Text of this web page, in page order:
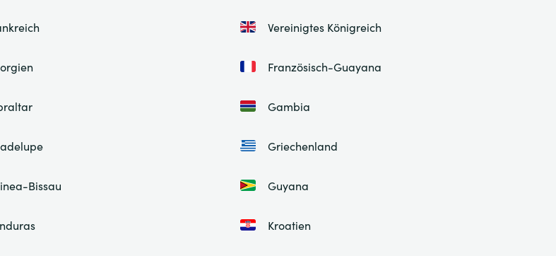
Vereinigtes Königreich
Französisch-Guayana
Gambia
Griechenland
Bissau Guyana
Kroatien